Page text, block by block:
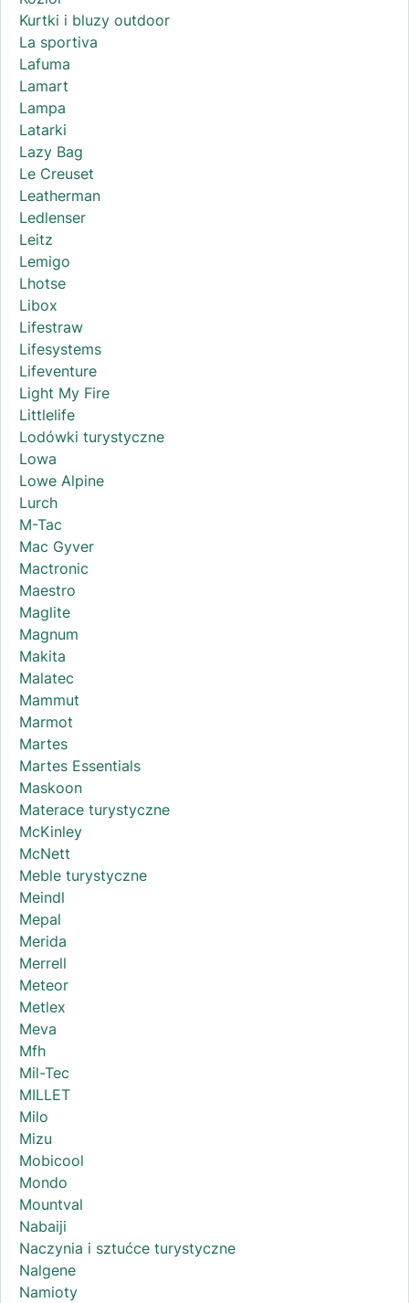
Kurtki i bluzy outdoor
La sportiva
Lafuma
Lamart
Lampa
Latarki
Lazy Bag
Le Creuset
Leatherman
Ledlenser
Leitz
Lemigo
Lhotse
Libox
Lifestraw
Lifesystems
Lifeventure
Light My Fire
Littlelife
Lodówki turystyczne
Lowa
Lowe Alpine
Lurch
M-Tac
Mac Gyver
Mactronic
Maestro
Maglite
Magnum
Makita
Malatec
Mammut
Marmot
Martes
Martes Essentials
Maskoon
Materace turystyczne
McKinley
McNett
Meble turystyczne
Meindl
Mepal
Merida
Merrell
Meteor
Metlex
Meva
Mfh
Mil-Tec
MILLET
Milo
Mizu
Mobicool
Mondo
Mountval
Nabaiji
Naczynia i sztućce turystyczne
Nalgene
Namioty